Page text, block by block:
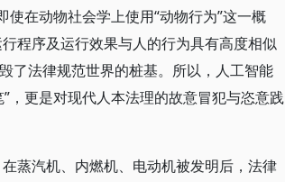
使在动物社会学上使用“动物行为”这一概
程序及运行效果与人的行为具有高度相似
了法律规范世界的桩基。所以，人工智能
，更是对现代人本法理的故意冒犯与恣意践
蒸汽机、内燃机、电动机被发明后，法律